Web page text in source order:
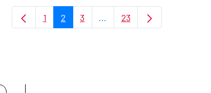
con la participación de las
Page
1 Page
2 Page
3 ...Intermediate Pages Use
Page
23